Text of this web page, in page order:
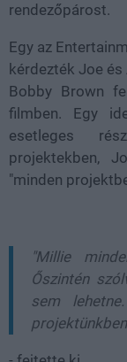
rendezőpárost.
Egy az
kérdezték Joe
Bobby Brown
filmben. Egy
esetleges
projektekben,
"minden
"Millie
Őszintén
sem